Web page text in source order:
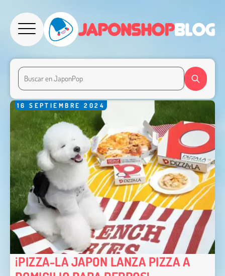
16 SEPTIEMBRE 2024
¡PIZZA-LA JAPON LANZA PIZZA A